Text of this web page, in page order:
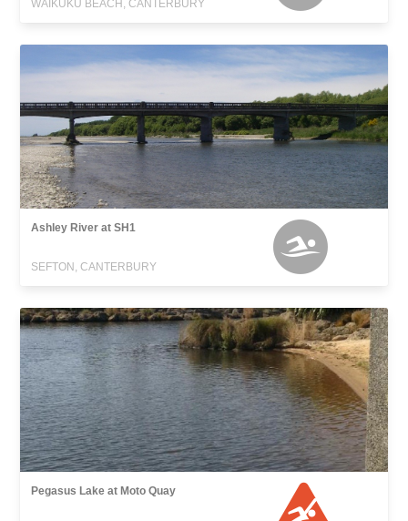
WAIKUKU BEACH, CANTERBURY
Ashley River at SH1
SEFTON, CANTERBURY
Pegasus Lake at Moto Quay